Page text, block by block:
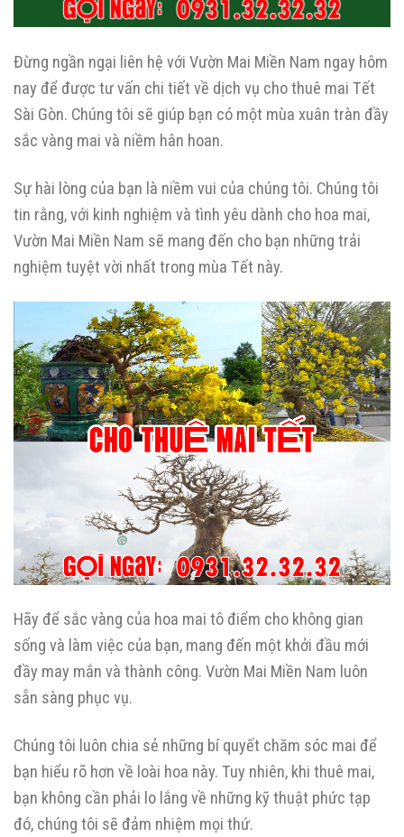
Đừng ngần ngại liên hệ với Vườn Mai Miền Nam ngay hôm
nay để được tư vấn chi tiết về dịch vụ cho thuê mai Tết
Sài Gòn. Chúng tôi sẽ giúp bạn có một mùa xuân tràn đầy
sắc vàng mai và niềm hân hoan.
Sự hài lòng của bạn là niềm vui của chúng tôi. Chúng tôi
tin rằng, với kinh nghiệm và tình yêu dành cho hoa mai,
Vườn Mai Miền Nam sẽ mang đến cho bạn những trải
nghiệm tuyệt vời nhất trong mùa Tết này.
Hãy để sắc vàng của hoa mai tô điểm cho không gian
sống và làm việc của bạn, mang đến một khởi đầu mới
đầy may mắn và thành công. Vườn Mai Miền Nam luôn
sẵn sàng phục vụ.
Chúng tôi luôn chia sẻ những bí quyết chăm sóc mai để
bạn hiểu rõ hơn về loài hoa này. Tuy nhiên, khi thuê mai,
bạn không cần phải lo lắng về những kỹ thuật phức tạp
đó, chúng tôi sẽ đảm nhiệm mọi thứ.